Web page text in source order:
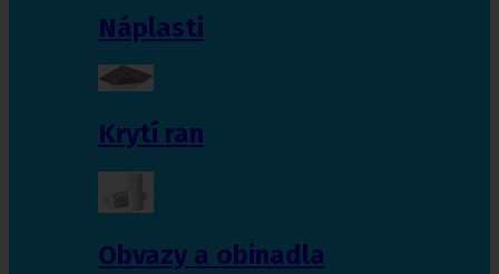
Náplasti
Krytí ran
Obvazy a obinadla